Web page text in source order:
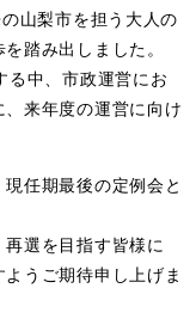
山梨市を担う大人の
踏み出しました。
る中、市政運営にお
来年度の運営に向け
任期最後の定例会と
選を目指す皆様に
うご期待申し上げま